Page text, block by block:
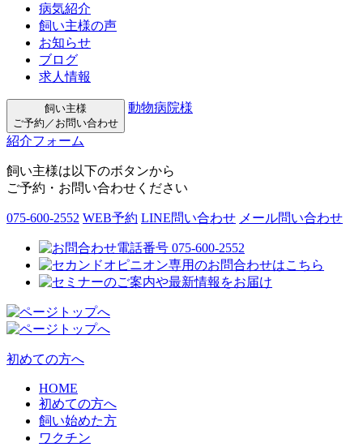
病気紹介
飼い主様の声
お知らせ
ブログ
求人情報
飼い主様
ご予約／お問い合わせ
動物病院様
紹介フォーム
飼い主様は以下のボタンから
ご予約・お問い合わせください
075-600-2552 WEB予約 LINE問い合わせ メール問い合わせ
初めての方へ
HOME
初めての方へ
飼い始めた方
ワクチン